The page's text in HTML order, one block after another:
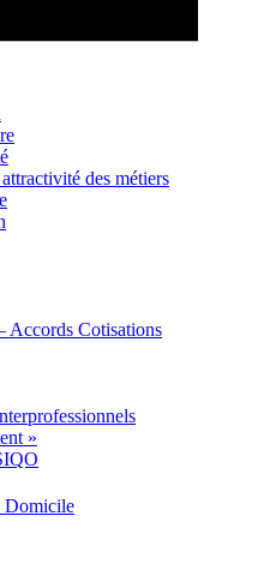
des métiers
Accords Cotisations
»
Domicile